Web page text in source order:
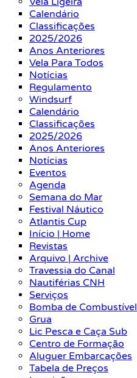
Calendário
Classificações
2025/2026
Anos Anteriores
Vela Para Todos
Notícias
Regulamento
Windsurf
Calendário
Classificações
2025/2026
Anos Anteriores
Notícias
Eventos
Agenda
Semana do Mar
Festival Náutico
Atlantis Cup
Início | Home
Revistas
Arquivo | Archive
Travessia do Canal
Nautiférias CNH
Serviços
Bomba de Combustível
Grua
Lic Pesca e Caça Sub
Centro de Formação
Aluguer Embarcações
Tabela de Preços